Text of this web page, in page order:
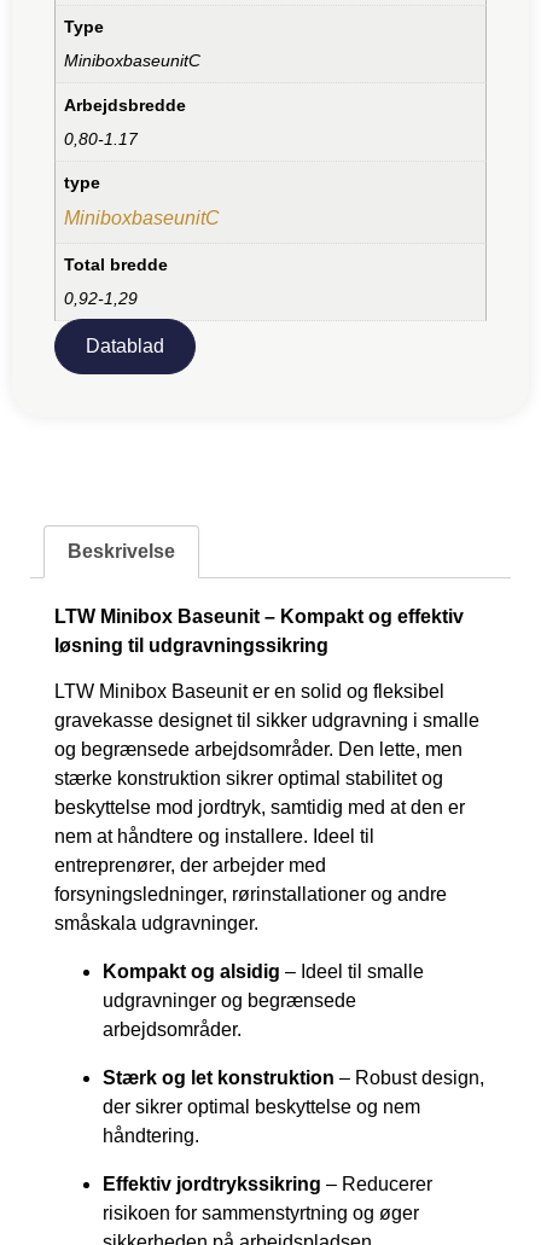
Type
MiniboxbaseunitC
Arbejdsbredde
0,80-1.17
type
MiniboxbaseunitC
Total bredde
0,92-1,29
Datablad
Beskrivelse
LTW Minibox Baseunit – Kompakt og effektiv
løsning til udgravningssikring
LTW Minibox Baseunit er en solid og fleksibel
gravekasse designet til sikker udgravning i smalle
og begrænsede arbejdsområder. Den lette, men
stærke konstruktion sikrer optimal stabilitet og
beskyttelse mod jordtryk, samtidig med at den er
nem at håndtere og installere. Ideel til
entreprenører, der arbejder med
forsyningsledninger, rørinstallationer og andre
småskala udgravninger.
Kompakt og alsidig – Ideel til smalle
udgravninger og begrænsede
arbejdsområder.
Stærk og let konstruktion – Robust design,
der sikrer optimal beskyttelse og nem
håndtering.
Effektiv jordtrykssikring – Reducerer
risikoen for sammenstyrtning og øger